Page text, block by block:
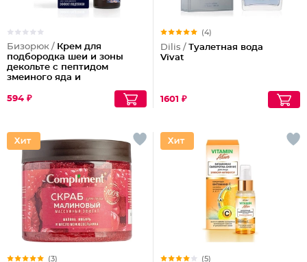
Бизорюк / Крем для
подбородка шеи и зоны
декольте с пептидом
змеиного яда и
594 ₽
(4)
Dilis / Туалетная вода
Vivat
1601 ₽
(3) (5)